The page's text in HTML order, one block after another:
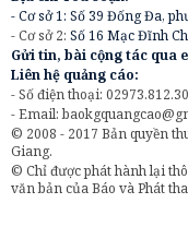
- Cơ sở 1: Số 39 Đống Đa,
- Cơ sở 2: Số 16 Mạc Đĩnh
Gửi tin, bài cộng tác qua
Liên hệ quảng cáo:
- Số điện thoại:
- Email:
© 2008 - 2017 Bản quyền
Giang.
© Chỉ được phát hành lại
văn bản của Báo và Phát